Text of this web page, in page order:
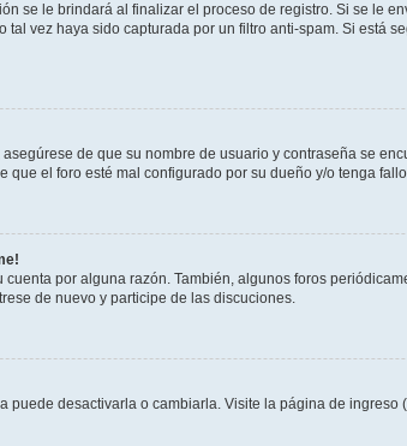
se le brindará al finalizar el proceso de registro. Si se le
vez haya sido capturada por un filtro anti-spam. Si está
de que su nombre de usuario y contraseña se
el foro esté mal configurado por su dueño y/o tenga
por alguna razón. También, algunos foros
de nuevo y participe de las discuciones.
puede desactivarla o cambiarla. Visite la página de ingreso